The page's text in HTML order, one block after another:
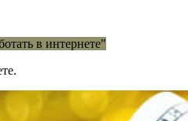
в интернете"